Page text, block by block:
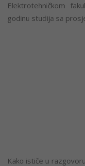
Elektrotehničkom
godinu studija sa
Kako ističe u